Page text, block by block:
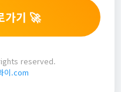
가기 🚀
reserved.
이.com